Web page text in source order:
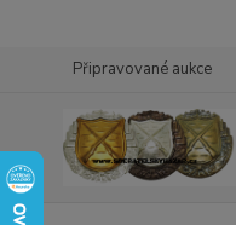
Připravované aukce